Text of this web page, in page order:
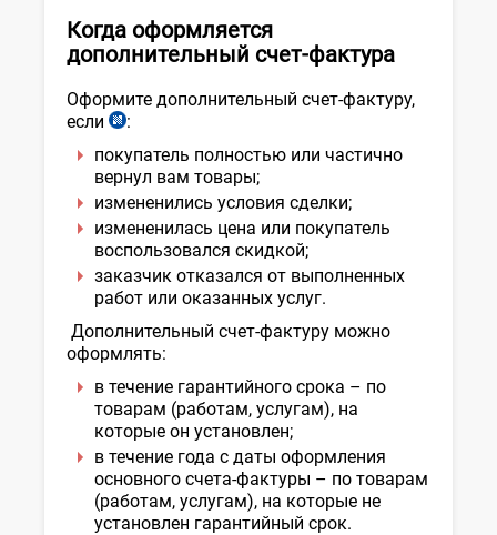
Когда оформляется
дополнительный счет-фактура
Оформите дополнительный счет-фактуру,
если
НК
:
покупатель полностью или частично
вернул вам товары;
измененились условия сделки;
измененилась цена или покупатель
воспользовался скидкой;
заказчик отказался от выполненных
работ или оказанных услуг.
Дополнительный счет-фактуру можно
оформлять:
в течение гарантийного срока – по
товарам (работам, услугам), на
которые он установлен;
в течение года с даты оформления
основного счета-фактуры – по товарам
(работам, услугам), на которые не
установлен гарантийный срок.